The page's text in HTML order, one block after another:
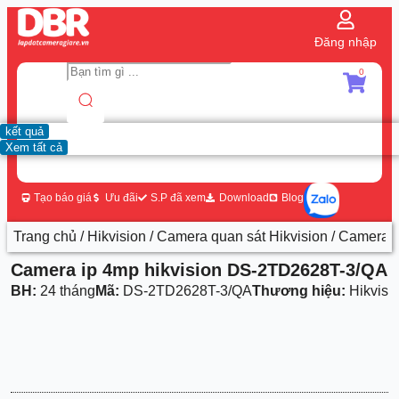
Đăng nhập
kết quả
Xem tất cả
0
Tạo báo giá Ưu đãi S.P đã xem Download Blog
Trang chủ / Hikvision /Camera quan sát Hikvision / Camera
Camera ip 4mp hikvision DS-2TD2628T-3/QA
BH: 24 tháng Mã: DS-2TD2628T-3/QAThương hiệu: